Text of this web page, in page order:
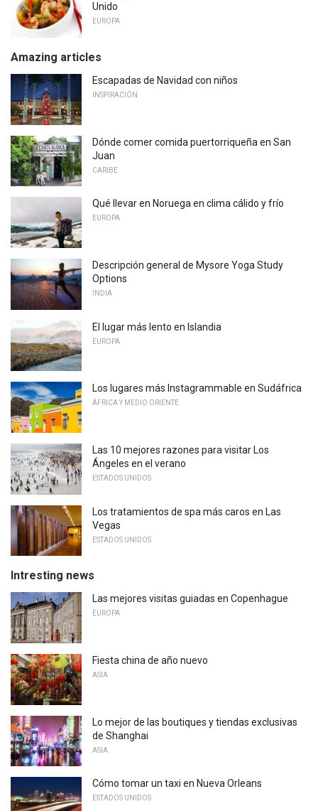
Unido
EUROPA
Amazing articles
Escapadas de Navidad con niños
INSPIRACIÓN
Dónde comer comida puertorriqueña en San
Juan
CARIBE
Qué llevar en Noruega en clima cálido y frío
EUROPA
Descripción general de Mysore Yoga Study
Options
INDIA
El lugar más lento en Islandia
EUROPA
Los lugares más Instagrammable en Sudáfrica
ÁFRICA Y MEDIO ORIENTE
Las 10 mejores razones para visitar Los
Ángeles en el verano
ESTADOS UNIDOS
Los tratamientos de spa más caros en Las
Vegas
ESTADOS UNIDOS
Intresting news
Las mejores visitas guiadas en Copenhague
EUROPA
Fiesta china de año nuevo
ASIA
Lo mejor de las boutiques y tiendas exclusivas
de Shanghai
ASIA
Cómo tomar un taxi en Nueva Orleans
ESTADOS UNIDOS